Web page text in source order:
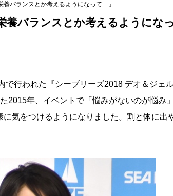
養バランスとか考えるようになって…」
養バランスとか考えるようになっ
で行われた『シーブリーズ2018 デオ＆ジェ
2015年、イベントで「悩みがないのが悩み
気をつけるようになりました。割と体に出